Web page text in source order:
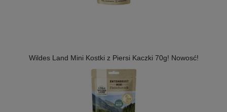
Wildes Land Mini Kostki z Piersi Kaczki 70g! Nowosć!